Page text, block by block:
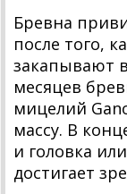
Бревна
после того,
закапывают
месяцев
мицелий
массу. В
и головка
достигает